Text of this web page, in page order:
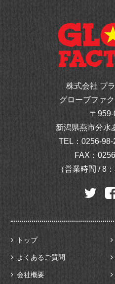
株式会社 プ
グローブファ
〒
新潟県燕市分水
TEL： 0256-98-
FAX：
（営業時間 / 8
トップ
よくあるご質問
会社概要